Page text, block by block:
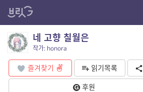
네 고향 칠월은
작가: honora
즐겨찾기 읽기목록
후원